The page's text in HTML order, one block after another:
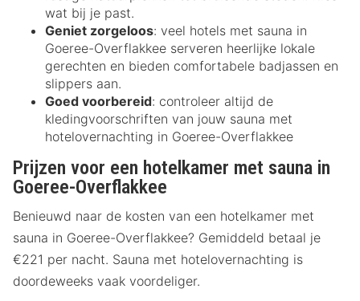
wat bij je past.
Geniet zorgeloos: veel hotels met sauna in
Goeree-Overflakkee serveren heerlijke lokale
gerechten en bieden comfortabele badjassen en
slippers aan.
Goed voorbereid: controleer altijd de
kledingvoorschriften van jouw sauna met
hotelovernachting in Goeree-Overflakkee
Prijzen voor een hotelkamer met sauna in
Goeree-Overflakkee
Benieuwd naar de kosten van een hotelkamer met
sauna in Goeree-Overflakkee? Gemiddeld betaal je
€221 per nacht. Sauna met hotelovernachting is
doordeweeks vaak voordeliger.